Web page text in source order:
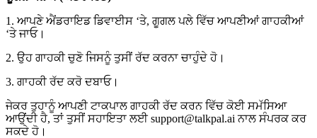
1. ਆਪਣੇ ਐਂਡਰਾਇਡ ਡਿਵਾਈਸ ‘ਤੇ, ਗੂਗਲ ਪਲੇ ਵਿੱਚ ਆਪਣੀਆਂ ਗਾਹਕੀਆਂ
‘ਤੇ ਜਾਓ।
2. ਉਹ ਗਾਹਕੀ ਚੁਣੋ ਜਿਸਨੂੰ ਤੁਸੀਂ ਰੱਦ ਕਰਨਾ ਚਾਹੁੰਦੇ ਹੋ।
3. ਗਾਹਕੀ ਰੱਦ ਕਰੋ ਦਬਾਓ।
ਜੇਕਰ ਤੁਹਾਨੂੰ ਆਪਣੀ ਟਾਕਪਾਲ ਗਾਹਕੀ ਰੱਦ ਕਰਨ ਵਿੱਚ ਕੋਈ ਸਮੱਸਿਆ
ਆਉਂਦੀ ਹੈ, ਤਾਂ ਤੁਸੀਂ ਸਹਾਇਤਾ ਲਈ support@talkpal.ai ਨਾਲ ਸੰਪਰਕ ਕਰ
ਸਕਦੇ ਹੋ।